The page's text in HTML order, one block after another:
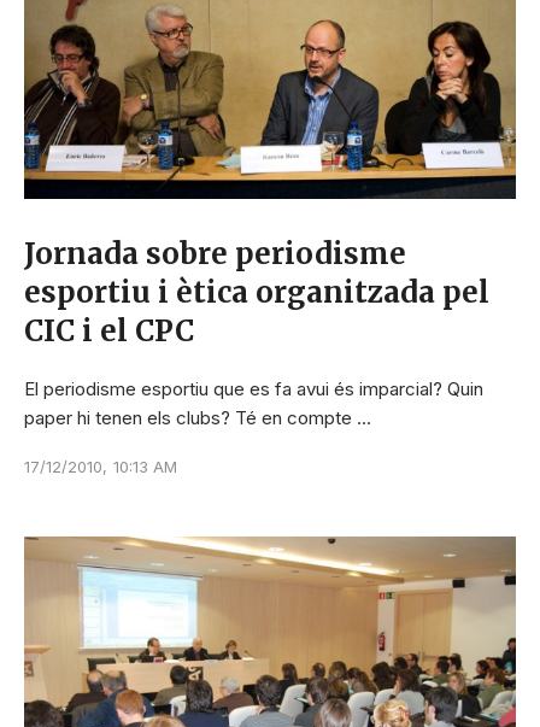
Jornada sobre periodisme
esportiu i ètica organitzada pel
CIC i el CPC
El periodisme esportiu que es fa avui és imparcial? Quin
paper hi tenen els clubs? Té en compte …
17/12/2010, 10:13 AM